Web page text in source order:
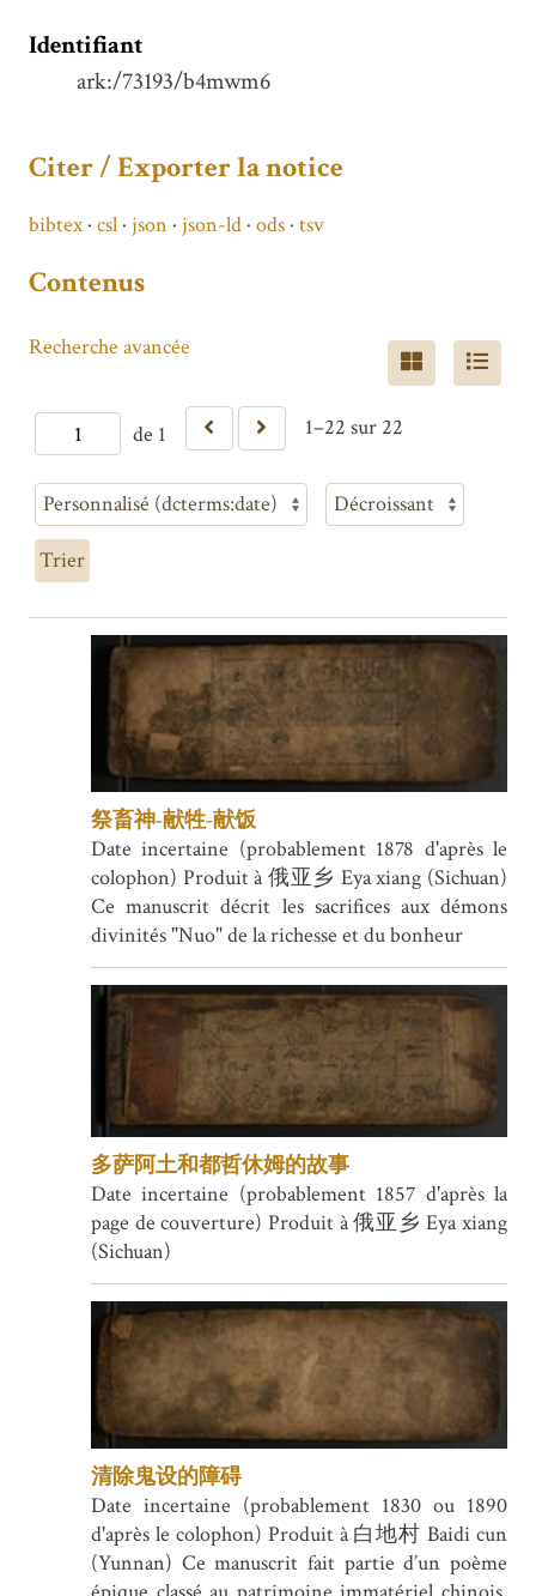
Identifiant
ark:/73193/b4mwm6
Citer / Exporter la notice
bibtex csl json json-ld ods tsv
Contenus
de 1 1–22 sur 22
Recherche avancée
Trier
祭畜神-献牲-献饭
Date incertaine (probablement 1878 d'après le
colophon) Produit à 俄亚乡 Eya xiang (Sichuan)
Ce manuscrit décrit les sacrifices aux démons
divinités "Nuo" de la richesse et du bonheur
多萨阿土和都哲休姆的故事
Date incertaine (probablement 1857 d'après la
page de couverture) Produit à 俄亚乡 Eya xiang
(Sichuan)
清除鬼设的障碍
Date incertaine (probablement 1830 ou 1890
d'après le colophon) Produit à 白地村 Baidi cun
(Yunnan) Ce manuscrit fait partie d’un poème